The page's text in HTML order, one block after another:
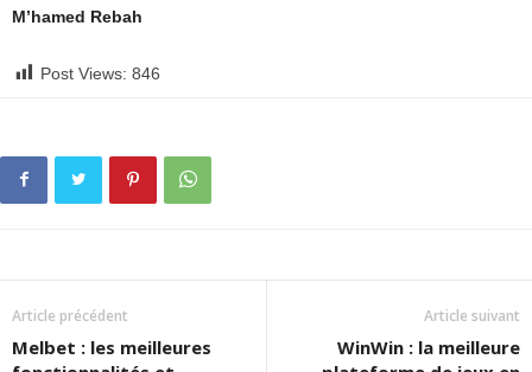
M’hamed Rebah
Post Views: 846
Article précédent
Melbet : les meilleures
Article suivant
WinWin : la meilleure